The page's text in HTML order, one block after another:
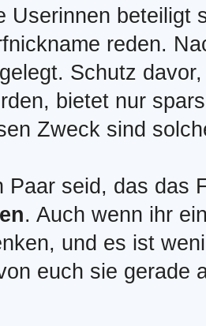
Userinnen beteiligt
reden.
Schutz
bietet nur
Zweck sind
Paar seid, das das
. Auch wenn ihr
und es ist
euch sie gerade